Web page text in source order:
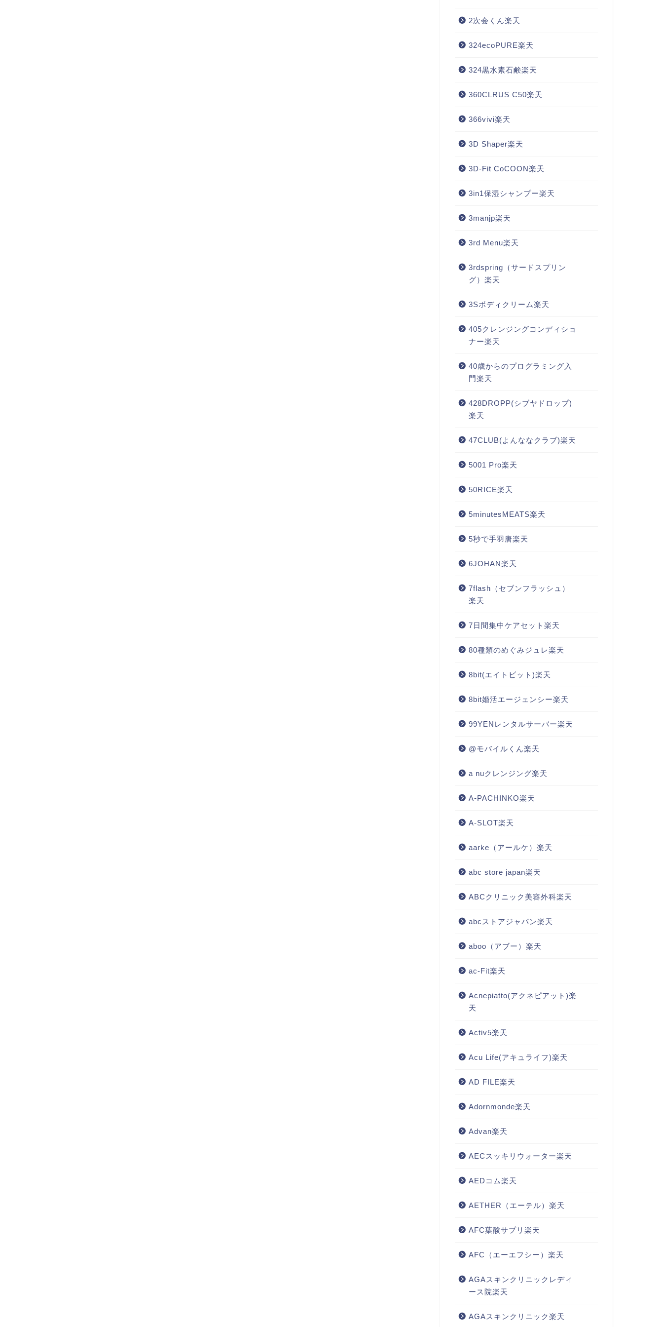
2次会くん楽天
324ecoPURE楽天
324黒水素石鹸楽天
360CLRUS C50楽天
366vivi楽天
3D Shaper楽天
3D-Fit CoCOON楽天
3in1保湿シャンプー楽天
3manjp楽天
3rd Menu楽天
3rdspring（サードスプリン
グ）楽天
3Sボディクリーム楽天
405クレンジングコンディショ
ナー楽天
40歳からのプログラミング入
門楽天
428DROPP(シブヤドロップ)
楽天
47CLUB(よんななクラブ)楽天
5001 Pro楽天
50RICE楽天
5minutesMEATS楽天
5秒で手羽唐楽天
6JOHAN楽天
7flash（セブンフラッシュ）
楽天
7日間集中ケアセット楽天
80種類のめぐみジュレ楽天
8bit(エイトビット)楽天
8bit婚活エージェンシー楽天
99YENレンタルサーバー楽天
@モバイルくん楽天
a nuクレンジング楽天
A-PACHINKO楽天
A-SLOT楽天
aarke（アールケ）楽天
abc store japan楽天
ABCクリニック美容外科楽天
abcストアジャパン楽天
aboo（アブー）楽天
ac-Fit楽天
Acnepiatto(アクネピアット)楽
天
Activ5楽天
Acu Life(アキュライフ)楽天
AD FILE楽天
Adornmonde楽天
Advan楽天
AECスッキリウォーター楽天
AEDコム楽天
AETHER（エーテル）楽天
AFC葉酸サプリ楽天
AFC（エーエフシー）楽天
AGAスキンクリニックレディ
ース院楽天
AGAスキンクリニック楽天